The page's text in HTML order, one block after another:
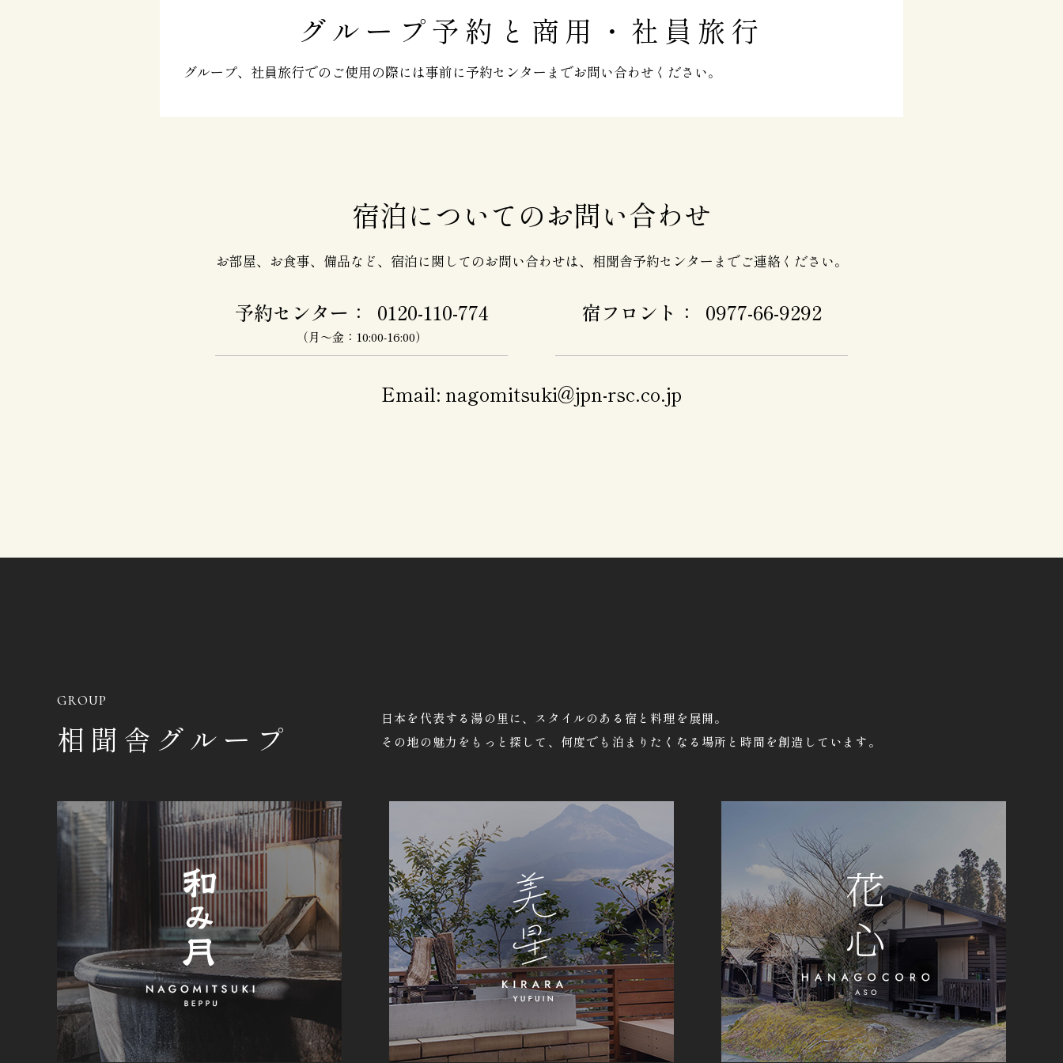
グループ予約と商用・社員旅行
グループ、社員旅行でのご使用の際には事前に予約センターまでお問い合わせください。
宿泊についてのお問い合わせ
お部屋、お食事、備品など、宿泊に関してのお問い合わせは、相聞舎予約センターまでご連絡ください。
予約センター： 0120-110-774
（月～金：10:00-16:00）
宿フロント： 0977-66-9292
Email: nagomitsuki@jpn-rsc.co.jp
GROUP
相聞舎グループ
日本を代表する湯の里に、スタイルのある宿と料理を展開。
その地の魅力をもっと探して、何度でも泊まりたくなる場所と時間を創造しています。